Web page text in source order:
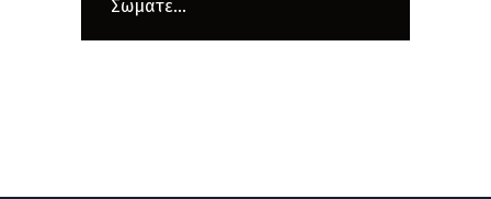
Σωματε...